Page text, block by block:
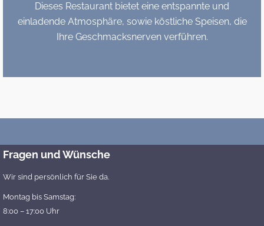
Dieses Restaurant bietet eine entspannte und
einladende Atmosphäre, sowie köstliche Speisen, die
Ihre Geschmacksnerven verführen.
Fragen und Wünsche
Wir sind persönlich für Sie da.
Montag bis Samstag:
8:00 – 17:00 Uhr